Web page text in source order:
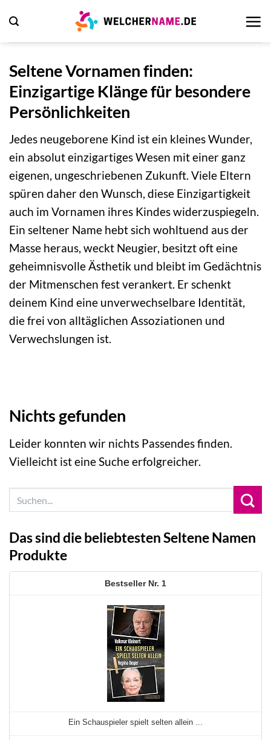
Inhalt
springen
Seltene Vornamen finden:
Einzigartige Klänge für besondere
Persönlichkeiten
Jedes neugeborene Kind ist ein kleines Wunder,
ein absolut einzigartiges Wesen mit einer ganz
eigenen, ungeschriebenen Zukunft. Viele Eltern
spüren daher den Wunsch, diese Einzigartigkeit
auch im Vornamen ihres Kindes widerzuspiegeln.
Ein seltener Name hebt sich wohltuend aus der
Masse heraus, weckt Neugier, besitzt oft eine
geheimnisvolle Ästhetik und bleibt im Gedächtnis
der Mitmenschen fest verankert. Er schenkt
deinem Kind eine unverwechselbare Identität,
die frei von alltäglichen Assoziationen und
Verwechslungen ist.
Nichts gefunden
Leider konnten wir nichts Passendes finden.
Vielleicht ist eine Suche erfolgreicher.
Das sind die beliebtesten Seltene Namen
Produkte
1
Ein Schauspieler spielt selten allein ...